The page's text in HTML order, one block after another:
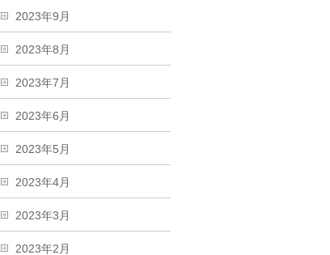
2023年9月
2023年8月
2023年7月
2023年6月
2023年5月
2023年4月
2023年3月
2023年2月